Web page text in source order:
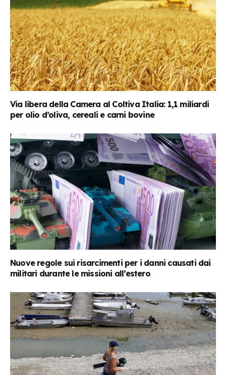
Via libera della Camera al Coltiva Italia: 1,1 miliardi
per olio d’oliva, cereali e carni bovine
Nuove regole sui risarcimenti per i danni causati dai
militari durante le missioni all’estero